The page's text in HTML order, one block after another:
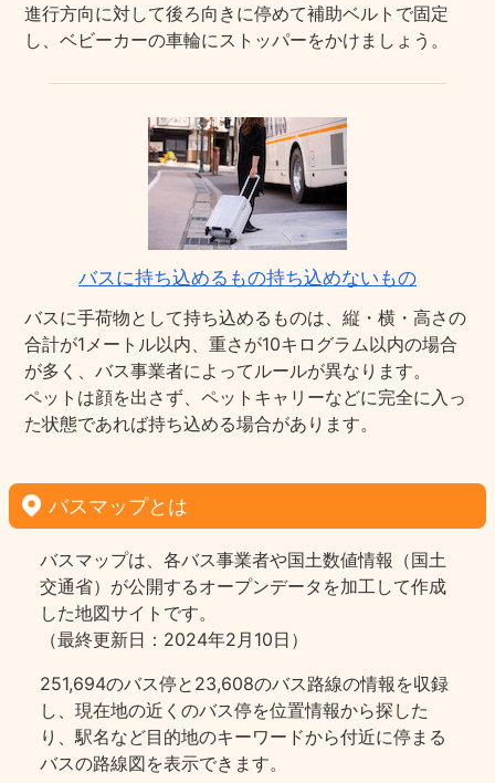
進行方向に対して後ろ向きに停めて補助ベルトで固定
し、ベビーカーの車輪にストッパーをかけましょう。
バスに持ち込めるもの持ち込めないもの
バスに手荷物として持ち込めるものは、縦・横・高さの
合計が1メートル以内、重さが10キログラム以内の場合
が多く、バス事業者によってルールが異なります。
ペットは顔を出さず、ペットキャリーなどに完全に入っ
た状態であれば持ち込める場合があります。
バスマップとは
バスマップは、各バス事業者や国土数値情報（国土
交通省）が公開するオープンデータを加工して作成
した地図サイトです。
（最終更新日：2024年2月10日）
251,694のバス停と23,608のバス路線の情報を収録
し、現在地の近くのバス停を位置情報から探した
り、駅名など目的地のキーワードから付近に停まる
バスの路線図を表示できます。